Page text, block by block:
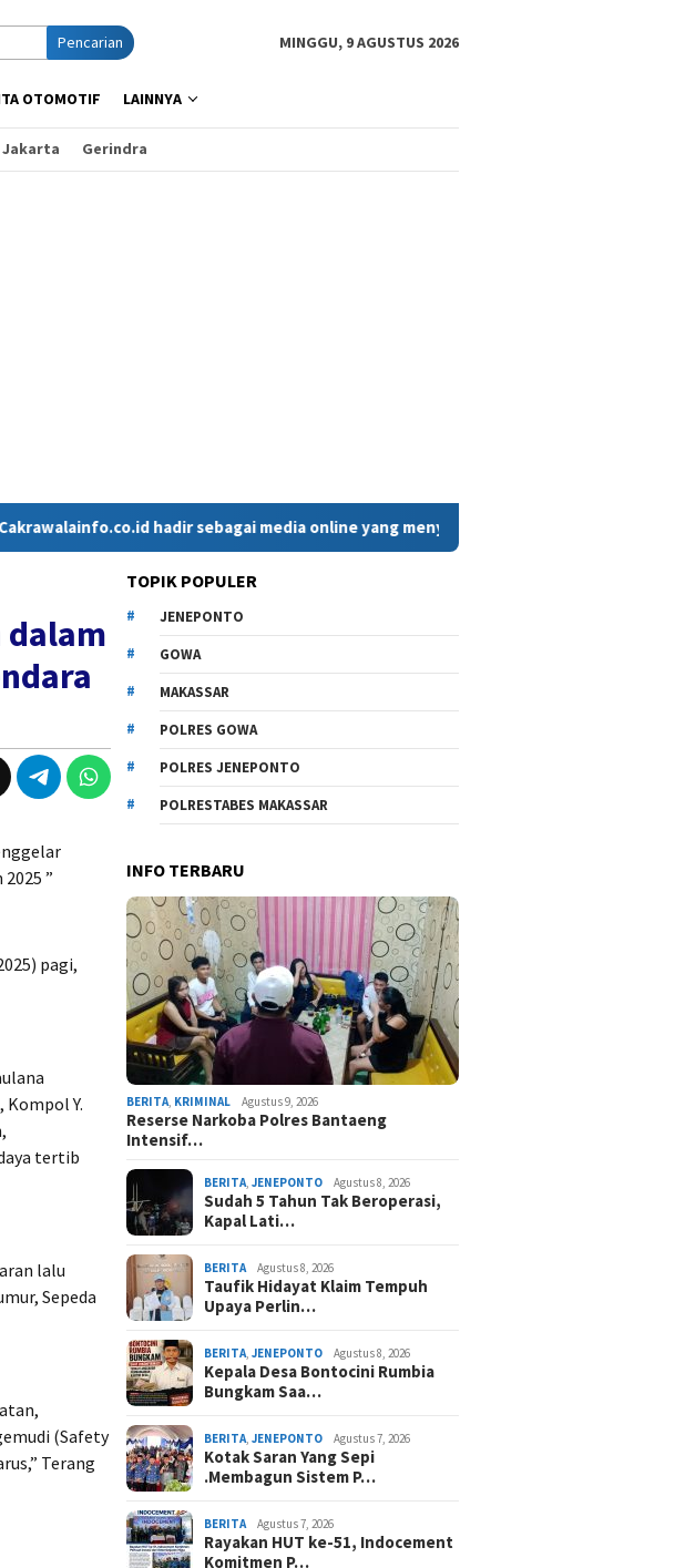
Pencarian MINGGU, 9 AGUSTUS 2026
OTOMOTIF LAINNYA
Jakarta Gerindra
hadir sebagai media online yang menyajikan berita cepat, faktual, dan
dalam
”
pagi,
Kompol Y.
tertib
lalu
Sepeda
(Safety
Terang
TOPIK POPULER
JENEPONTO
GOWA
MAKASSAR
POLRES GOWA
POLRES JENEPONTO
POLRESTABES MAKASSAR
INFO TERBARU
BERITA KRIMINAL Agustus 9, 2026
Reserse Narkoba Polres Bantaeng
Intensif…
BERITA ,JENEPONTO Agustus 8, 2026
Sudah 5 Tahun Tak Beroperasi,
Kapal Lati…
BERITA Agustus 8, 2026
Taufik Hidayat Klaim Tempuh
Upaya Perlin…
BERITA ,JENEPONTO Agustus 8, 2026
Kepala Desa Bontocini Rumbia
Bungkam Saa…
BERITA ,JENEPONTO Agustus 7, 2026
Kotak Saran Yang Sepi
.Membagun Sistem P…
BERITA Agustus 7, 2026
Rayakan HUT ke-51, Indocement
Komitmen P…